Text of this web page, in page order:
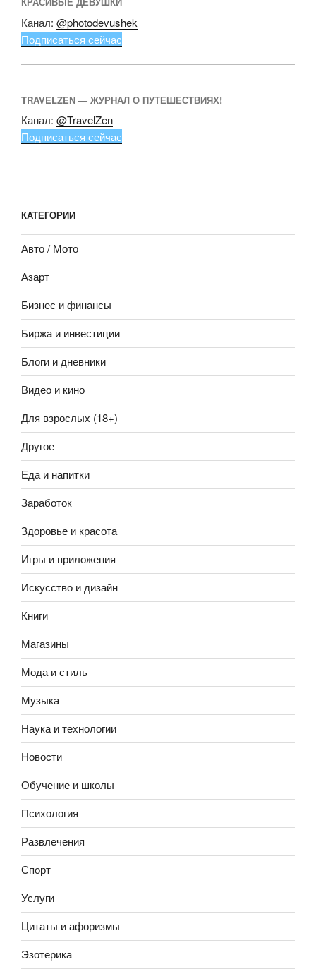
Канал: @photodevushek
Подписаться сейчас
TRAVELZEN — ЖУРНАЛ О ПУТЕШЕСТВИЯХ!
Канал: @TravelZen
Подписаться сейчас
КАТЕГОРИИ
Авто / Мото
Азарт
Бизнес и финансы
Биржа и инвестиции
Блоги и дневники
Видео и кино
Для взрослых (18+)
Другое
Еда и напитки
Заработок
Здоровье и красота
Игры и приложения
Искусство и дизайн
Книги
Магазины
Мода и стиль
Музыка
Наука и технологии
Новости
Обучение и школы
Психология
Развлечения
Спорт
Услуги
Цитаты и афоризмы
Эзотерика